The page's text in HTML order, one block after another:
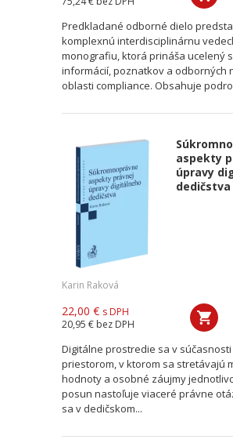
Predkladané odborné dielo
komplexnú interdisciplinárnu
monografiu, ktorá prináša ucelený
informácií, poznatkov a odborných
oblasti compliance. Obsahuje
aspekty
úpravy
dedičstva
Karin Raková
22,00 € s DPH
20,95 € bez DPH
Digitálne prostredie sa v
priestorom, v ktorom sa stretávajú
hodnoty a osobné záujmy
posun nastoľuje viaceré právne
sa v dedičskom...